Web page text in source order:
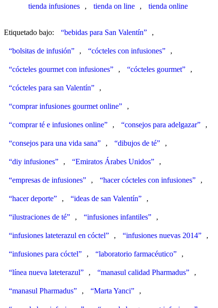
tienda infusiones , tienda on line , tienda online
Etiquetado bajo: “bebidas para San Valentín” ,
“bolsitas de infusión” , “cócteles con infusiones” ,
“cócteles gourmet con infusiones” , “cócteles gourmet” ,
“cócteles para san Valentín” ,
“comprar infusiones gourmet online” ,
“comprar té e infusiones online” , “consejos para adelgazar” ,
“consejos para una vida sana” , “dibujos de té” ,
“diy infusiones” , “Emiratos Árabes Unidos” ,
“empresas de infusiones” , “hacer cócteles con infusiones” ,
“hacer deporte” , “ideas de san Valentín” ,
“ilustraciones de té” , “infusiones infantiles” ,
“infusiones lateterazul en cóctel” , “infusiones nuevas 2014” ,
“infusiones para cóctel” , “laboratorio farmacéutico” ,
“línea nueva lateterazul” , “manasul calidad Pharmadus” ,
“manasul Pharmadus” , “Marta Yanci” ,